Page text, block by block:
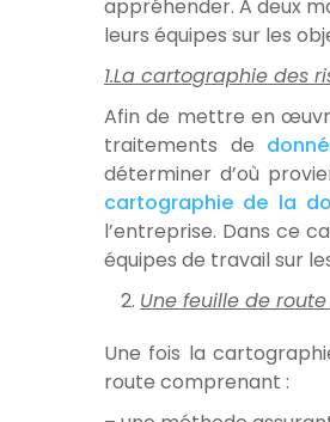
appréhender. A deux
leurs équipes sur les
1.La cartographie des
Afin de mettre en
traitements de
déterminer d’où
cartographie de la
l’entreprise. Dans ce
équipes de travail sur
Une feuille de
Une fois la
route comprenant :